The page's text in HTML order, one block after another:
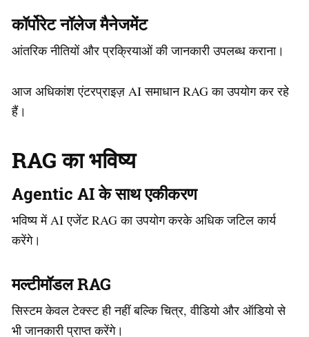
कॉर्पोरेट नॉलेज मैनेजमेंट
आंतरिक नीतियों और प्रक्रियाओं की जानकारी उपलब्ध कराना।
आज अधिकांश एंटरप्राइज़ AI समाधान RAG का उपयोग कर रहे
हैं।
RAG का भविष्य
Agentic AI के साथ एकीकरण
भविष्य में AI एजेंट RAG का उपयोग करके अधिक जटिल कार्य
करेंगे।
मल्टीमॉडल RAG
सिस्टम केवल टेक्स्ट ही नहीं बल्कि चित्र, वीडियो और ऑडियो से
भी जानकारी प्राप्त करेंगे।